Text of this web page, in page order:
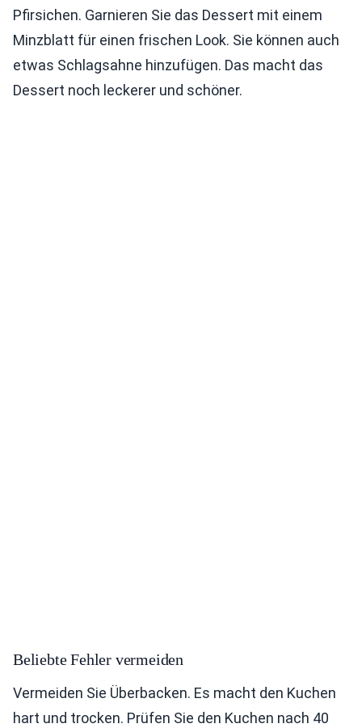
Pfirsichen. Garnieren Sie das Dessert mit einem
Minzblatt für einen frischen Look. Sie können auch
etwas Schlagsahne hinzufügen. Das macht das
Dessert noch leckerer und schöner.
Beliebte Fehler vermeiden
Vermeiden Sie Überbacken. Es macht den Kuchen
hart und trocken. Prüfen Sie den Kuchen nach 40